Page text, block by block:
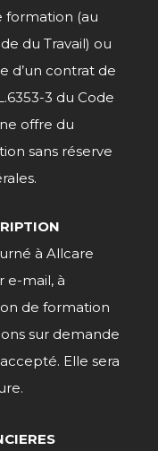
formation (au
du Travail) ou
d’un contrat de
3 du Code
offre du
sans réserve
à Allcare
e-mail, à
de formation
sur demande
Elle sera